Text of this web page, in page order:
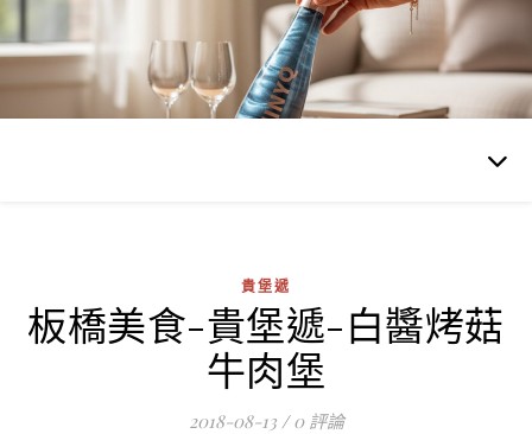
貴堡遞
板橋美食-貴堡遞-白醬烤菇
牛肉堡
2018-08-13 / 0 評論